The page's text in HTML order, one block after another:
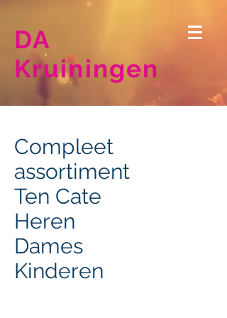
DA
Kruiningen
Compleet
assortiment
Ten Cate
Heren
Dames
Kinderen